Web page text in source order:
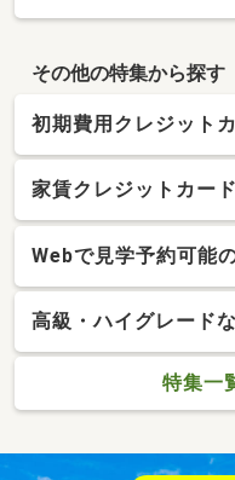
その他の特集から探す
初期費用クレジット
家賃クレジットカー
Webで見学予約可能
高級・ハイグレード
特集一